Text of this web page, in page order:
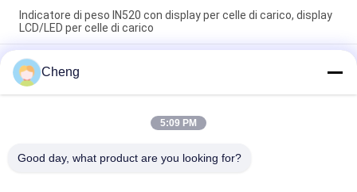
Indicatore di peso IN520 con display per celle di carico, display
LCD/LED per celle di carico
Indicatore della bilancia industriale per la bilancia di
piattaforma/per la bilancia dei camion in acciaio inossidabile
YAOHUA XK3190- A12ESS
Indicador De Peso XK3190-A27E T7E Display LCD a LED
Indicatore di pesatura digitale per scala di piattaforma
Cheng
5:09 PM
Good day, what product are you looking for?